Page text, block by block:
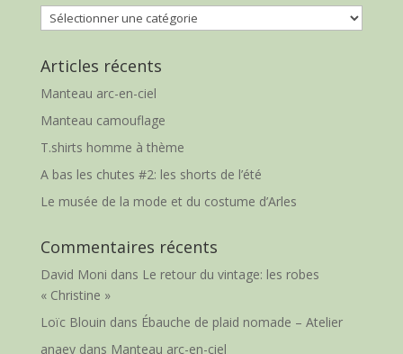
Catégories
Articles récents
Manteau arc-en-ciel
Manteau camouflage
T.shirts homme à thème
A bas les chutes #2: les shorts de l’été
Le musée de la mode et du costume d’Arles
Commentaires récents
David Moni dans Le retour du vintage: les robes
« Christine »
Loïc Blouin dans Ébauche de plaid nomade – Atelier
anaeydans Manteau arc-en-ciel